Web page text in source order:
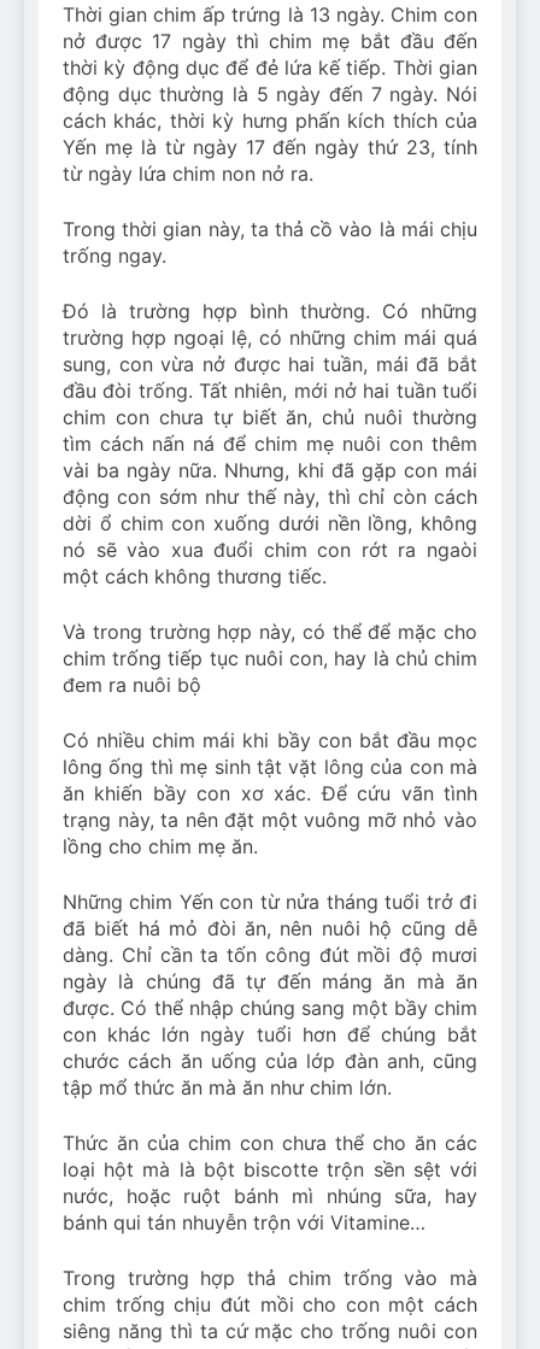
Thời gian chim ấp trứng là 13 ngày. Chim con
nở được 17 ngày thì chim mẹ bắt đầu đến
thời kỳ động dục để đẻ lứa kế tiếp. Thời gian
động dục thường là 5 ngày đến 7 ngày. Nói
cách khác, thời kỳ hưng phấn kích thích của
Yến mẹ là từ ngày 17 đến ngày thứ 23, tính
từ ngày lứa chim non nở ra.
Trong thời gian này, ta thả cồ vào là mái chịu
trống ngay.
Đó là trường hợp bình thường. Có những
trường hợp ngoại lệ, có những chim mái quá
sung, con vừa nở được hai tuần, mái đã bắt
đầu đòi trống. Tất nhiên, mới nở hai tuần tuổi
chim con chưa tự biết ăn, chủ nuôi thường
tìm cách nấn ná để chim mẹ nuôi con thêm
vài ba ngày nữa. Nhưng, khi đã gặp con mái
động con sớm như thế này, thì chỉ còn cách
dời ổ chim con xuống dưới nền lồng, không
nó sẽ vào xua đuổi chim con rớt ra ngaòi
một cách không thương tiếc.
Và trong trường hợp này, có thể để mặc cho
chim trống tiếp tục nuôi con, hay là chủ chim
đem ra nuôi bộ
Có nhiều chim mái khi bầy con bắt đầu mọc
lông ống thì mẹ sinh tật vặt lông của con mà
ăn khiến bầy con xơ xác. Để cứu vãn tình
trạng này, ta nên đặt một vuông mỡ nhỏ vào
lồng cho chim mẹ ăn.
Những chim Yến con từ nửa tháng tuổi trở đi
đã biết há mỏ đòi ăn, nên nuôi hộ cũng dễ
dàng. Chỉ cần ta tốn công đút mồi độ mươi
ngày là chúng đã tự đến máng ăn mà ăn
được. Có thể nhập chúng sang một bầy chim
con khác lớn ngày tuổi hơn để chúng bắt
chước cách ăn uống của lớp đàn anh, cũng
tập mổ thức ăn mà ăn như chim lớn.
Thức ăn của chim con chưa thể cho ăn các
loại hột mà là bột biscotte trộn sền sệt với
nước, hoặc ruột bánh mì nhúng sữa, hay
bánh qui tán nhuyễn trộn với Vitamine…
Trong trường hợp thả chim trống vào mà
chim trống chịu đút mồi cho con một cách
siêng năng thì ta cứ mặc cho trống nuôi con